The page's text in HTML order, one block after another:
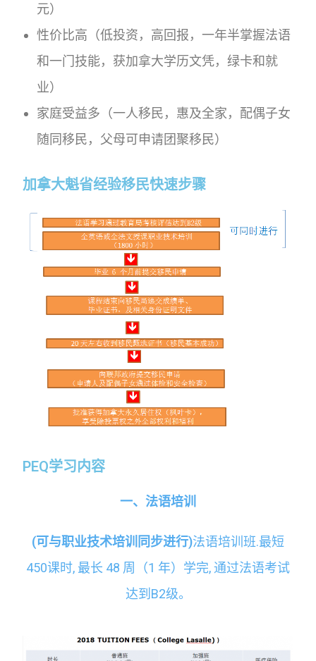
元）
性价比高（低投资，高回报，一年半掌握法语
和一门技能，获加拿大学历文凭，绿卡和就
业）
家庭受益多（一人移民，惠及全家，配偶子女
随同移民，父母可申请团聚移民）
加拿大魁省经验移民快速步骤
PEQ学习内容
一、法语培训
(可与职业技术培训同步进行)法语培训班.最短
450课时, 最长 48 周（1 年）学完, 通过法语考试
达到B2级。